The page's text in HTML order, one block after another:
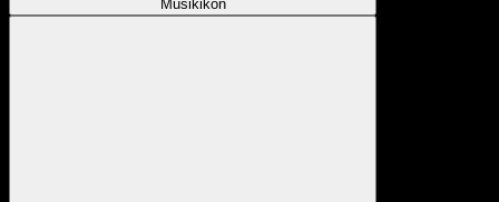
Musikikon